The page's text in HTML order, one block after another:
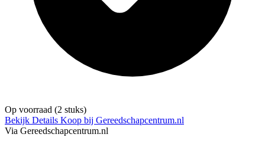
Op voorraad (2 stuks)
Bekijk Details Koop bij Gereedschapcentrum.nl
Via Gereedschapcentrum.nl